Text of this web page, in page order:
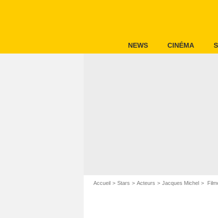
NEWS CINÉMA
Accueil Stars Acteurs Jacques Michel